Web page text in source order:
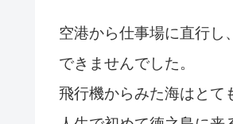
空港から仕事場に直行し
できませんでした。
飛行機からみた海はとて